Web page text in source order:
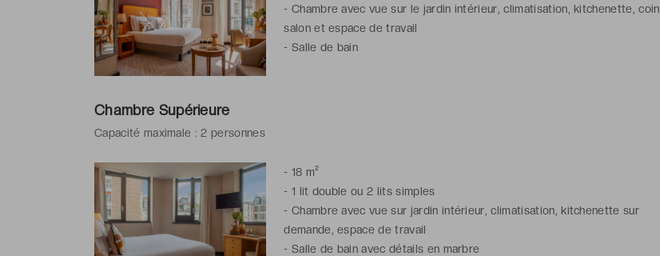
- Chambre avec vue sur le jardin intérieur, climatisation, kitchenette, coin
salon et espace de travail
- Salle de bain
Chambre Supérieure
Capacité maximale : 2 personnes
- 18 m²
- 1 lit double ou 2 lits simples
- Chambre avec vue sur jardin intérieur, climatisation, kitchenette sur
demande, espace de travail
- Salle de bain avec détails en marbre